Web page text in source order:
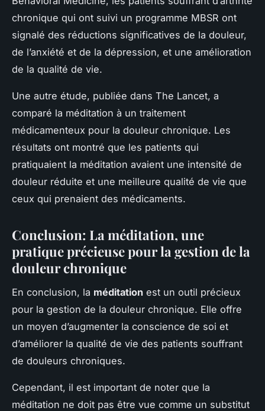
chronique qui ont suivi un programme MBSR ont
signalé des réductions significatives de la douleur,
de l’anxiété et de la dépression, et une amélioration
de la qualité de vie.
Une autre étude, publiée dans The Lancet, a
comparé la méditation à un traitement
médicamenteux pour la douleur chronique. Les
résultats ont montré que les patients qui
pratiquaient la méditation avaient une intensité de
douleur réduite et une meilleure qualité de vie que
ceux qui prenaient des médicaments.
Conclusion: La méditation, une
pratique précieuse pour la gestion de la
douleur chronique
En conclusion, la méditation est un outil précieux
pour la gestion de la douleur chronique. Elle offre
un moyen d’augmenter la conscience de soi et
d’améliorer la qualité de vie des patients souffrant
de douleurs chroniques.
Cependant, il est important de noter que la
méditation ne doit pas être vue comme un substitut